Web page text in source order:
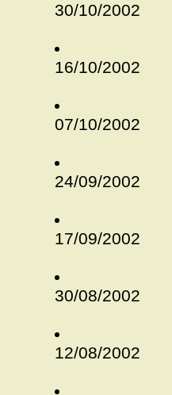
30/10/2002
16/10/2002
07/10/2002
24/09/2002
17/09/2002
30/08/2002
12/08/2002